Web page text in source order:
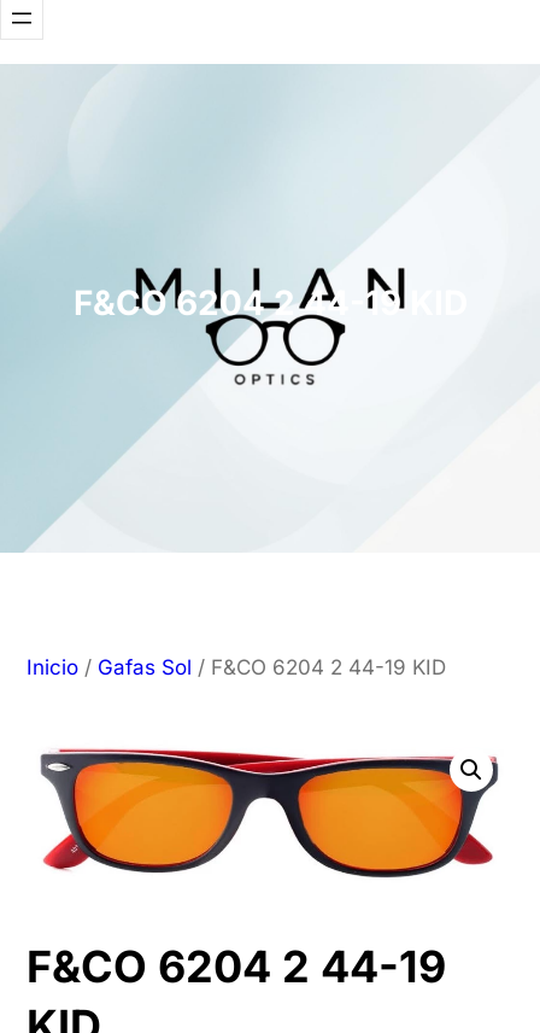
F&CO 6204 2 44-19 KID
Inicio / Gafas Sol / F&CO 6204 2 44-19 KID
F&CO 6204 2 44-19